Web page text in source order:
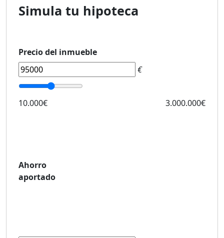
Simula tu hipoteca
Precio del inmueble
€
10.000€ 3.000.000€
Ahorro
aportado